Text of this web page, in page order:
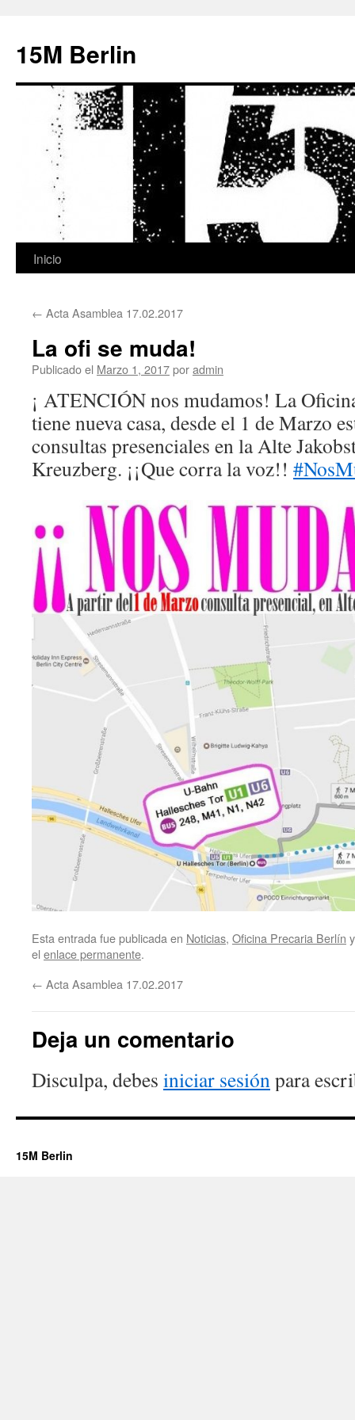
15M Berlin
Saltar
contenido
Inicio
← Acta Asamblea 17.02.2017
La ofi se muda!
Publicado el Marzo 1, 2017poradmin
¡ ATENCIÓN nos mudamos! La
tiene nueva casa, desde el 1 de Marzo
consultas presenciales en la Alte
Kreuzberg. ¡¡Que corra la voz!! #
Esta entrada fue publicada en Noticias, Oficina Precaria Berlín
el enlace permanente.
← Acta Asamblea 17.02.2017
Deja un comentario
Disculpa, debes iniciar sesiónpara
15M Berlin